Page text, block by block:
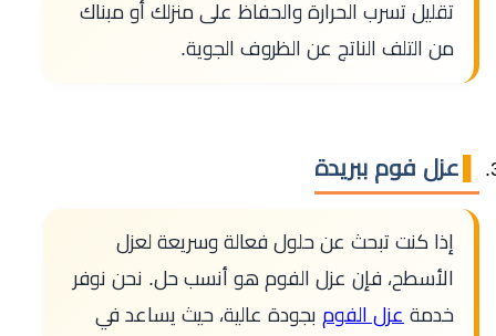
تقليل تسرب الحرارة والحفاظ على منزلك أو مبناك
من التلف الناتج عن الظروف الجوية.
عزل فوم ببريدة
إذا كنت تبحث عن حلول فعالة وسريعة لعزل
الأسطح، فإن عزل الفوم هو أنسب حل. نحن نوفر
خدمة عزل الفوم بجودة عالية، حيث يساعد في